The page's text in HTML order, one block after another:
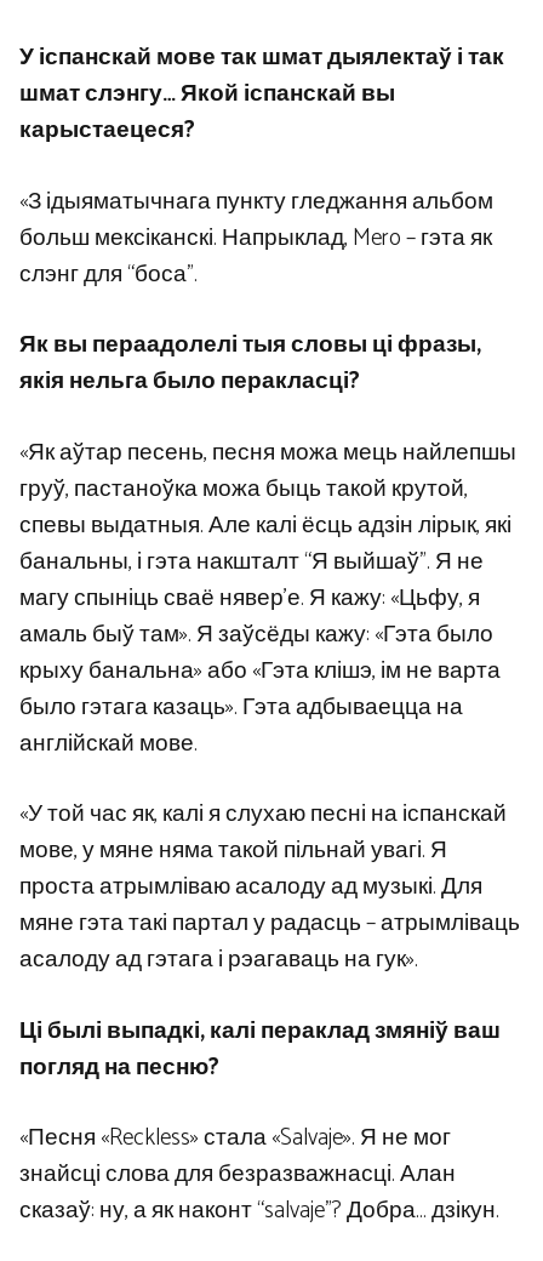
У іспанскай мове так шмат дыялектаў і так
шмат слэнгу… Якой іспанскай вы
карыстаецеся?
«З ідыяматычнага пункту гледжання альбом
больш мексіканскі. Напрыклад, Mero – гэта як
слэнг для “боса”.
Як вы пераадолелі тыя словы ці фразы,
якія нельга было перакласці?
«Як аўтар песень, песня можа мець найлепшы
груў, пастаноўка можа быць такой крутой,
спевы выдатныя. Але калі ёсць адзін лірык, які
банальны, і гэта накшталт “Я выйшаў”. Я не
магу спыніць сваё нявер’е. Я кажу: «Цьфу, я
амаль быў там». Я заўсёды кажу: «Гэта было
крыху банальна» або «Гэта клішэ, ім не варта
было гэтага казаць». Гэта адбываецца на
англійскай мове.
«У той час як, калі я слухаю песні на іспанскай
мове, у мяне няма такой пільнай увагі. Я
проста атрымліваю асалоду ад музыкі. Для
мяне гэта такі партал у радасць – атрымліваць
асалоду ад гэтага і рэагаваць на гук».
Ці былі выпадкі, калі пераклад змяніў ваш
погляд на песню?
«Песня «Reckless» стала «Salvaje». Я не мог
знайсці слова для безразважнасці. Алан
сказаў: ну, а як наконт “salvaje”? Добра… дзікун.